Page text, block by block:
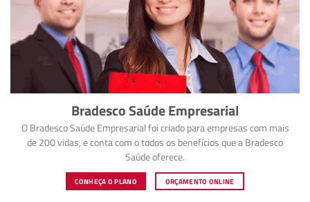
Bradesco Saúde Empresarial
O Bradesco Saúde Empresarial foi criado para empresas com mais
de 200 vidas, e conta com o todos os benefícios que a Bradesco
Saúde oferece.
CONHEÇA O PLANO ORÇAMENTO ONLINE